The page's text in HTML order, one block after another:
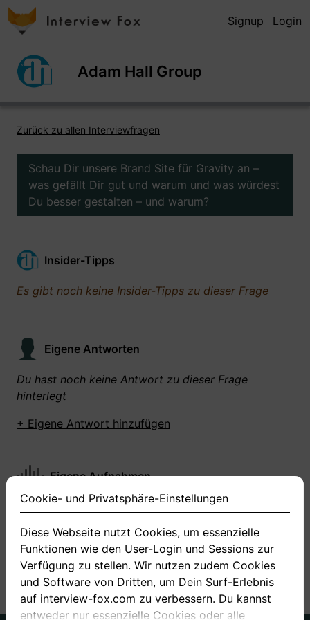
Signup Login
Adam Hall Group
Zurück zu allen Interviewfragen
Schau Dir unsere Brand Site für Gravity an –
was gefällt Dir gut und warum und was würdest
Du besser gestalten – und warum?
Insider-Tipps
Es gibt noch keine Insider-Tipps zu dieser Frage
Eigene Antworten
Du hast noch keine Antwort zu dieser Frage
hinterlegt
+ Eigene Antwort hinzufügen
Eigene Aufnahmen
Du hast zu dieser Frage noch keine Antworten
+ Neue Antwort aufnehmen
Cookie- und Privatsphäre-Einstellungen
Diese Webseite nutzt Cookies, um essenzielle
Funktionen wie den User-Login und Sessions zur
Verfügung zu stellen. Wir nutzen zudem Cookies
und Software von Dritten, um Dein Surf-Erlebnis
auf interview-fox.com zu verbessern. Du kannst
entweder nur essenzielle Cookies oder alle